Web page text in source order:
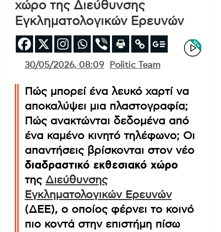
χώρο της Διεύθυνσης
Εγκληματολογικών Ερευνών
30/05/2026, 08:09 Politic Team
Πώς μπορεί ένα λευκό χαρτί να
αποκαλύψει μια πλαστογραφία;
Πώς ανακτώνται δεδομένα από
ένα καμένο κινητό τηλέφωνο; Οι
απαντήσεις βρίσκονται στον νέο
διαδραστικό εκθεσιακό χώρο
της Διεύθυνσης
Εγκληματολογικών Ερευνών
(ΔΕΕ), ο οποίος φέρνει το κοινό
πιο κοντά στην επιστήμη πίσω